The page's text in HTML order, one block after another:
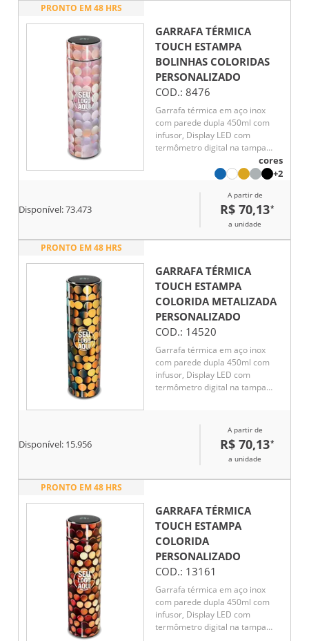
PRONTO EM 48 HRS
GARRAFA TÉRMICA
TOUCH ESTAMPA
BOLINHAS COLORIDAS
PERSONALIZADO
COD.: 8476
Garrafa térmica em aço inox
com parede dupla 450ml com
infusor, Display LED com
termômetro digital na tampa
para indicar a temperatura do
líquido, Conserva líquido quente
cores
+2
Disponível:73.473
A partir de
R$ 70,13*
a unidade
PRONTO EM 48 HRS
GARRAFA TÉRMICA
TOUCH ESTAMPA
COLORIDA METALIZADA
PERSONALIZADO
COD.: 14520
Garrafa térmica em aço inox
com parede dupla 450ml com
infusor, Display LED com
termômetro digital na tampa
Disponível: 15.956
A partir de
R$ 70,13*
a unidade
PRONTO EM 48 HRS
GARRAFA TÉRMICA
TOUCH ESTAMPA
COLORIDA
PERSONALIZADO
COD.: 13161
Garrafa térmica em aço inox
com parede dupla 450ml com
infusor, Display LED com
termômetro digital na tampa